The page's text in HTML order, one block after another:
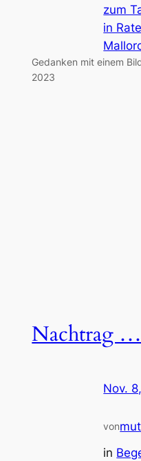
zum
in
Gedanken mit einem
2023
Nachtrag
Nov.
von
in